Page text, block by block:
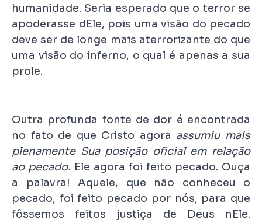
humanidade. Seria esperado que o terror se
apoderasse dEle, pois uma visão do pecado
deve ser de longe mais aterrorizante do que
uma visão do inferno, o qual é apenas a sua
prole.
Outra profunda fonte de dor é encontrada
no fato de que Cristo agora assumiu mais
plenamente Sua posição oficial em relação
ao pecado. Ele agora foi feito pecado. Ouça
a palavra! Aquele, que não conheceu o
pecado, foi feito pecado por nós, para que
fôssemos feitos justiça de Deus nEle.